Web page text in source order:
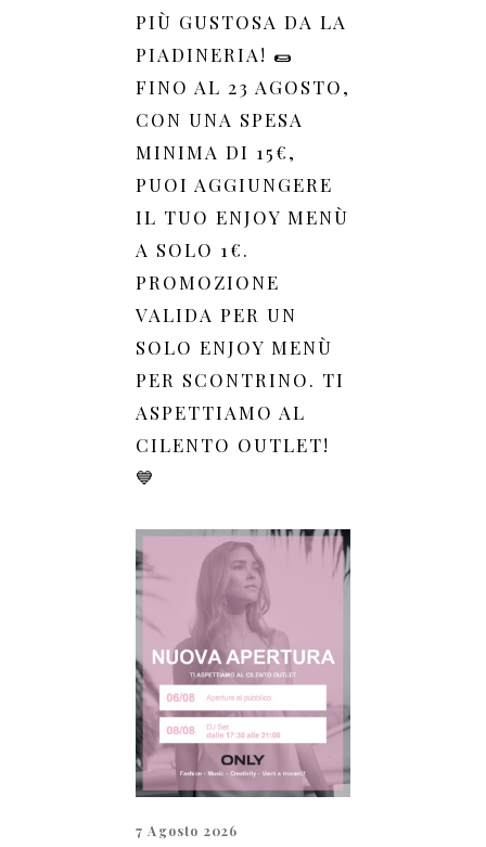
PIÙ GUSTOSA DA LA
PIADINERIA! 🌯
FINO AL 23 AGOSTO,
CON UNA SPESA
MINIMA DI 15€,
PUOI AGGIUNGERE
IL TUO ENJOY MENÙ
A SOLO 1€.
PROMOZIONE
VALIDA PER UN
SOLO ENJOY MENÙ
PER SCONTRINO. TI
ASPETTIAMO AL
CILENTO OUTLET!
💙
7 Agosto 2026